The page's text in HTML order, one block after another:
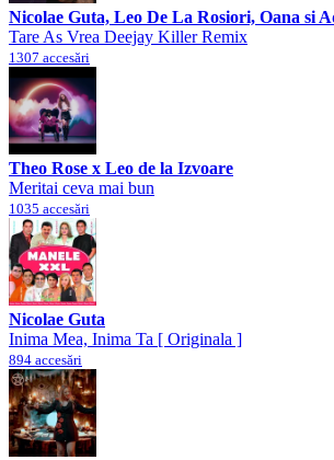
Nicolae Guta, Leo De La Rosiori, Oana si
Tare As Vrea Deejay Killer Remix
1307 accesări
Theo Rose x Leo de la Izvoare
Meritai ceva mai bun
1035 accesări
Nicolae Guta
Inima Mea, Inima Ta [ Originala ]
894 accesări